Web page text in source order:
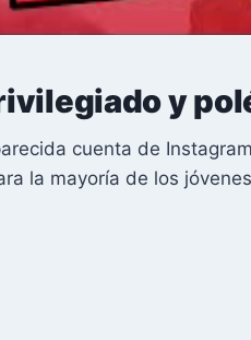
y
cuenta de
la mayoría de los